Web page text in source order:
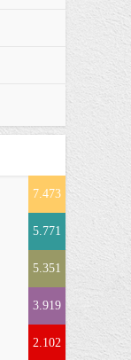
7.473
5.771
5.351
3.919
2.102